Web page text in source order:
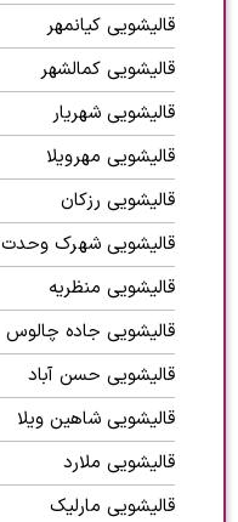
قالیشویی کیانمهر
قالیشویی کمالشهر
قالیشویی شهریار
قالیشویی مهرویلا
قالیشویی رزکان
قالیشویی شهرک وحدت
قالیشویی منظریه
قالیشویی جاده چالوس
قالیشویی حسن آباد
قالیشویی شاهین ویلا
قالیشویی ملارد
قالیشویی مارلیک